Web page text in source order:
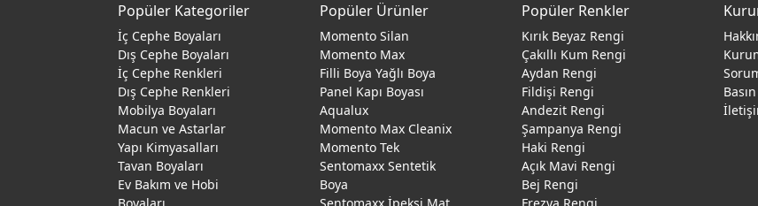
Popüler Kategoriler
İç Cephe Boyaları
Dış Cephe Boyaları
İç Cephe Renkleri
Dış Cephe Renkleri
Mobilya Boyaları
Macun ve Astarlar
Yapı Kimyasalları
Tavan Boyaları
Ev Bakım ve Hobi
Popüler Ürünler
Momento Silan
Momento Max
Filli Boya Yağlı Boya
Panel Kapı Boyası
Aqualux
Momento Max Cleanix
Momento Tek
Sentomaxx Sentetik
Boya
Popüler Renkler
Kırık Beyaz Rengi
Çakıllı Kum Rengi
Aydan Rengi
Fildişi Rengi
Andezit Rengi
Şampanya Rengi
Haki Rengi
Açık Mavi Rengi
Bej Rengi